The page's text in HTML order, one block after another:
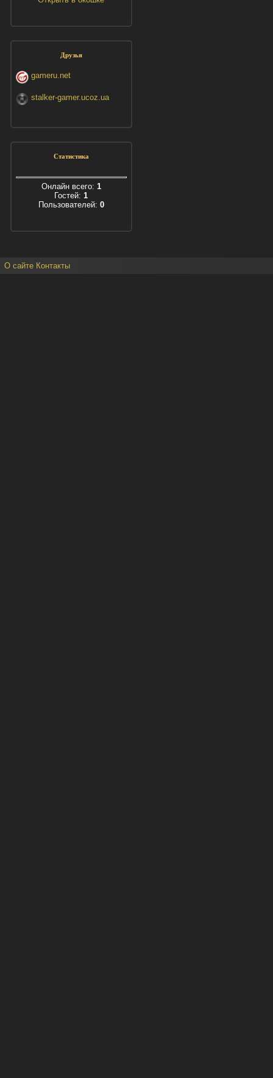
Друзья
gameru.net
stalker-gamer.ucoz.ua
Статистика
Онлайн всего: 1
Гостей: 1
Пользователей: 0
О сайте Контакты